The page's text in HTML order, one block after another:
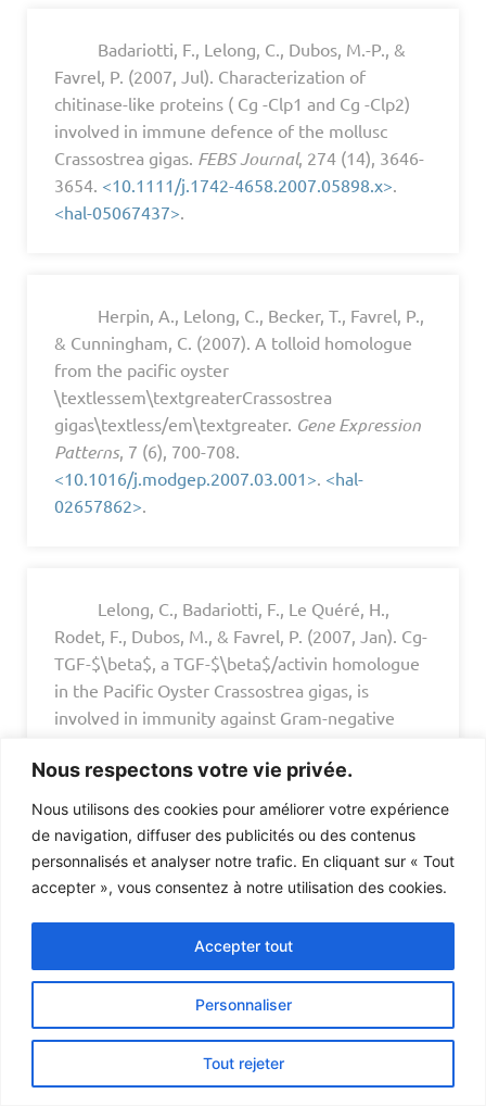
Nous respectons votre vie privée.
Nous utilisons des cookies pour améliorer votre expérience
de navigation, diffuser des publicités ou des contenus
personnalisés et analyser notre trafic. En cliquant sur « Tout
accepter », vous consentez à notre utilisation des cookies.
Personnaliser
Tout rejeter
Accepter tout
Badariotti, F., Lelong, C., Dubos, M.-P., &
Favrel, P. (2007, Jul). Characterization of
chitinase-like proteins ( Cg -Clp1 and Cg -Clp2)
involved in immune defence of the mollusc
Crassostrea gigas. FEBS Journal, 274 (14), 3646-
3654. <10.1111/j.1742-4658.2007.05898.x>.
<hal-05067437>.
Herpin, A., Lelong, C., Becker, T., Favrel, P.,
& Cunningham, C. (2007). A tolloid homologue
from the pacific oyster
\textlessem\textgreaterCrassostrea
gigas\textless/em\textgreater. Gene Expression
Patterns, 7 (6), 700-708.
<10.1016/j.modgep.2007.03.001>. <hal-
02657862>.
Lelong, C., Badariotti, F., Le Quéré, H.,
Rodet, F., Dubos, M., & Favrel, P. (2007, Jan). Cg-
TGF-$\beta$, a TGF-$\beta$/activin homologue
in the Pacific Oyster Crassostrea gigas, is
involved in immunity against Gram-negative
Comparative Immunology , 31 (1), 30-38.
<10.1016/j.dci.2006.05.005>
<hal-04447417> .
2006
Badariotti, F., Kypriotou, M., Lelong, C.,
Dubos, M.-P., Renard, E., Galera, P., & Favrel, P.
(2006, Oct). The Phylogenetically Conserved
Molluscan Chitinase-like Protein 1 (Cg-Clp1),
Homologue of Human HC-gp39, Stimulates